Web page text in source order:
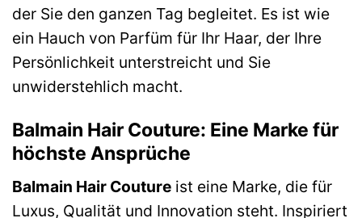
der Sie den ganzen Tag begleitet. Es ist wie
ein Hauch von Parfüm für Ihr Haar, der Ihre
Persönlichkeit unterstreicht und Sie
unwiderstehlich macht.
Balmain Hair Couture: Eine Marke für
höchste Ansprüche
Balmain Hair Couture ist eine Marke, die für
Luxus, Qualität und Innovation steht. Inspiriert